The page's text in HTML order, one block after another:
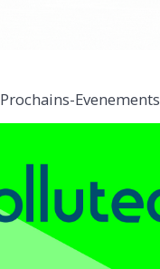
Prochains-Evenements